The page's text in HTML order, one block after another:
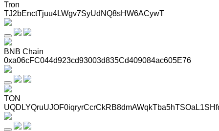
Tron
TJ2bEnctTjuu4LWgv7SyUdNQ8sHW6ACywT
BNB Chain
0xa06cFC044d923cd93003d835Cd409084ac605E76
TON